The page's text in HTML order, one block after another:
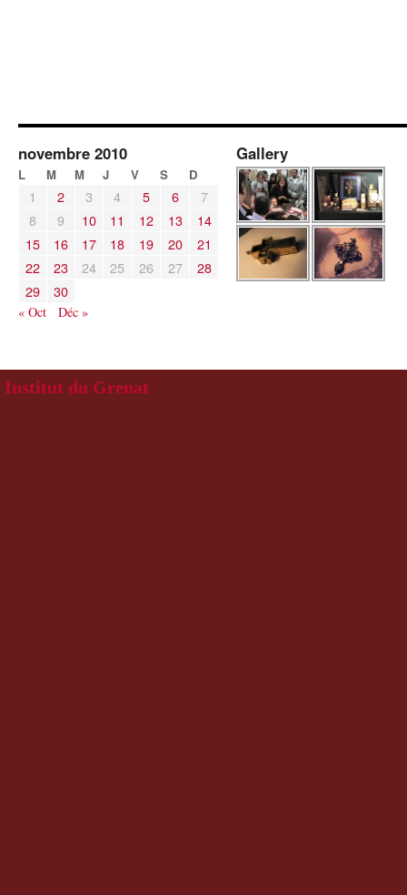
novembre 2010
L M M J V S D
1 2 3 4 5 6
7
8
9 10 11 12 13
14
15
16 17 18 19 20
21
22
23 24 25 26 27
28
29
30
« Oct Déc »
Gallery
Institut du Grenat